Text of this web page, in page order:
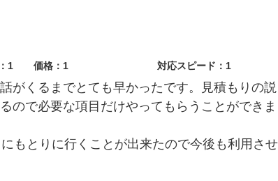
1 価格：1 対応スピード：1
がくるまでとても早かったです。見積もりの説
ので必要な項目だけやってもらうことができま
もとりに行くことが出来たので今後も利用させ